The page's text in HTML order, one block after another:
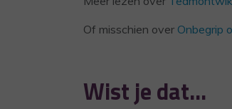
Of misschien over Onbegrip
Wist je dat…